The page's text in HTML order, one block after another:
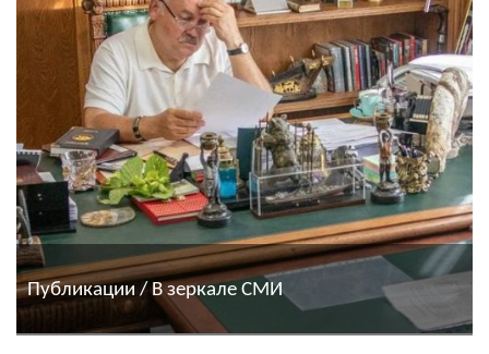
Публикации / В зеркале СМИ